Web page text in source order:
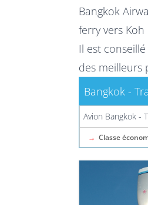
Bangkok
ferry vers Koh
Il est
des meilleurs
Bangkok -
Avion Bangkok -
→ Classe